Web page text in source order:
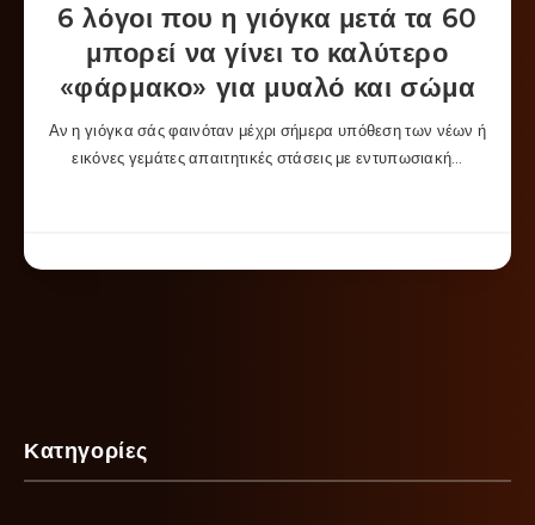
6 λόγοι που η γιόγκα μετά τα 60
μπορεί να γίνει το καλύτερο
«φάρμακο» για μυαλό και σώμα
Αν η γιόγκα σάς φαινόταν μέχρι σήμερα υπόθεση των νέων ή
εικόνες γεμάτες απαιτητικές στάσεις με εντυπωσιακή…
Κατηγορίες